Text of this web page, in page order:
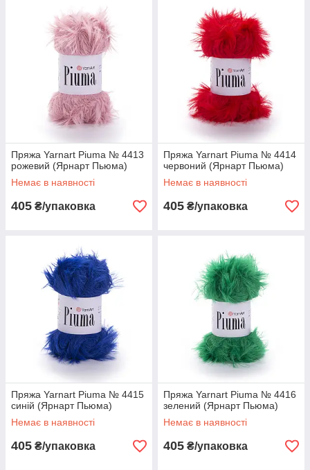
Пряжа Yarnart Piuma № 4413
рожевий (Ярнарт Пьюма)
Немає в наявності
405 ₴/упаковка
Пряжа Yarnart Piuma № 4414
червоний (Ярнарт Пьюма)
Немає в наявності
405 ₴/упаковка
Пряжа Yarnart Piuma № 4415
синій (Ярнарт Пьюма)
Немає в наявності
405 ₴/упаковка
Пряжа Yarnart Piuma № 4416
зелений (Ярнарт Пьюма)
Немає в наявності
405 ₴/упаковка